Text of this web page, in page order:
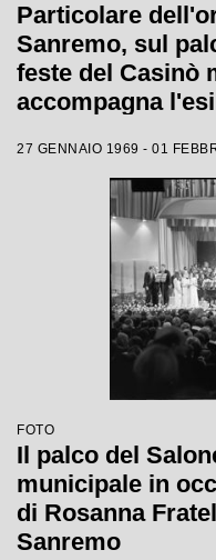
Particolare
Sanremo, sul
feste del Casinò
accompagna
27 GENNAIO 1969 - 01
FOTO
Il palco del
municipale in
di Rosanna
Sanremo